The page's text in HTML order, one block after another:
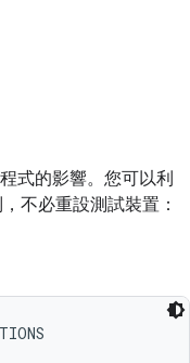
式的影響。您可以利
不必重設測試裝置：